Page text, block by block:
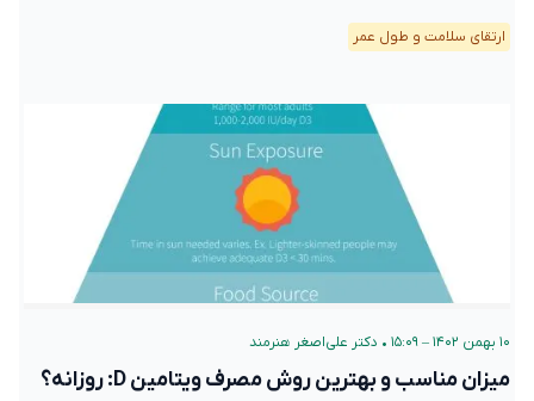
ارتقای سلامت و طول عمر
۱۰ بهمن ۱۴۰۲ – ۱۵:۰۹ • دکتر علی‌اصغر هنرمند
میزان مناسب و بهترین روش مصرف ویتامین D: روزانه؟